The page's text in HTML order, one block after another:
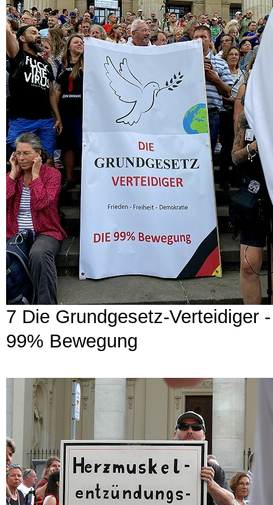
7 Die Grundgesetz-Verteidiger
99% Bewegung